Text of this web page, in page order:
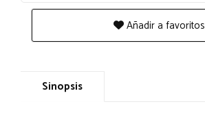
Añadir a favoritos
Sinopsis